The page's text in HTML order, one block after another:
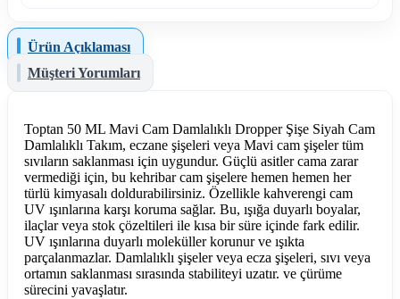
Ürün Açıklaması
Müşteri Yorumları
Toptan 50 ML Mavi Cam Damlalıklı Dropper Şişe Siyah Cam
Damlalıklı Takım, eczane şişeleri veya Mavi cam şişeler tüm
sıvıların saklanması için uygundur. Güçlü asitler cama zarar
vermediği için, bu kehribar cam şişelere hemen hemen her
türlü kimyasalı doldurabilirsiniz. Özellikle kahverengi cam
UV ışınlarına karşı koruma sağlar. Bu, ışığa duyarlı boyalar,
ilaçlar veya stok çözeltileri ile kısa bir süre içinde fark edilir.
UV ışınlarına duyarlı moleküller korunur ve ışıkta
parçalanmazlar. Damlalıklı şişeler veya ecza şişeleri, sıvı veya
ortamın saklanması sırasında stabiliteyi uzatır. ve çürüme
sürecini yavaşlatır.